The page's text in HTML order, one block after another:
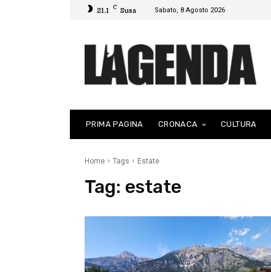
21.1 C Susa Sabato, 8 Agosto 2026
PRIMA PAGINA CRONACA CULTURA
Home Tags Estate
Tag: estate